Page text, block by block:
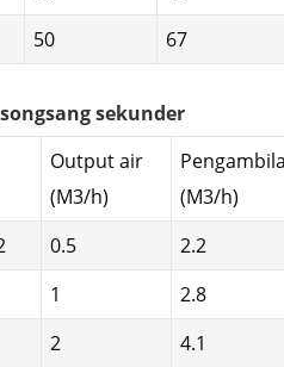
50 67
sekunder
Output air
(M3/h)
(M3/h)
0.5 2.2
1 2.8
2 4.1